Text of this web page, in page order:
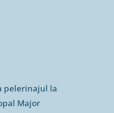
pelerinajul la
Major